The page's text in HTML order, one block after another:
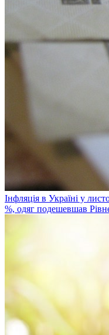
Інфляція в Україні у
%, одяг подешевшав